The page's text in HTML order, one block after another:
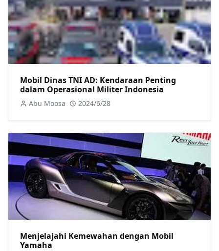
Mobil Dinas TNI AD: Kendaraan Penting
dalam Operasional Militer Indonesia
Abu Moosa 2024/6/28
Menjelajahi Kemewahan dengan Mobil
Yamaha